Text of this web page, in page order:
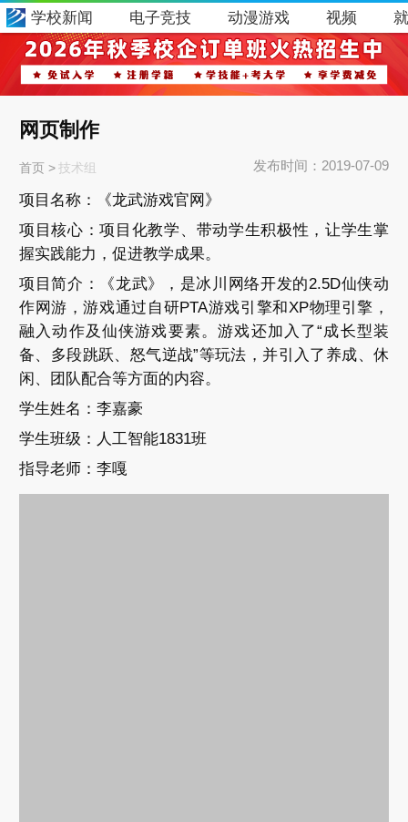
学校新闻 电子竞技 动漫游戏 视频
网页制作
首页 > 技术组 发布时间： 2019-07-09
项目名称：《龙武游戏官网》
项目核心：项目化教学、带动学生积极性，让学生掌
握实践能力，促进教学成果。
项目简介：《龙武》，是冰川网络开发的2.5D仙侠动
作网游，游戏通过自研PTA游戏引擎和XP物理引擎，
融入动作及仙侠游戏要素。游戏还加入了“成长型装
备、多段跳跃、怒气逆战”等玩法，并引入了养成、休
闲、团队配合等方面的内容。
学生姓名：李嘉豪
学生班级：人工智能1831班
指导老师：李嘎